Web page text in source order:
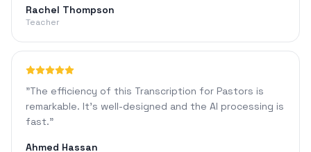
Rachel Thompson
Teacher
"The efficiency of this Transcription for Pastors is
remarkable. It's well-designed and the AI processing is
fast."
Ahmed Hassan